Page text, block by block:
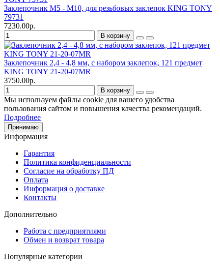
Заклепочник М5 - М10, для резьбовых заклепок KING TONY
79731
7230.00р.
В корзину
Заклепочник 2,4 - 4,8 мм, с набором заклепок, 121 предмет
KING TONY 21-20-07MR
3750.00р.
В корзину
Мы используем файлы cookie для вашего удобства
пользования сайтом и повышения качества рекомендаций.
Подробнее
Принимаю
Информация
Гарантия
Политика конфиденциальности
Согласие на обработку ПД
Оплата
Информация о доставке
Контакты
Дополнительно
Работа с предприятиями
Обмен и возврат товара
Популярные категории